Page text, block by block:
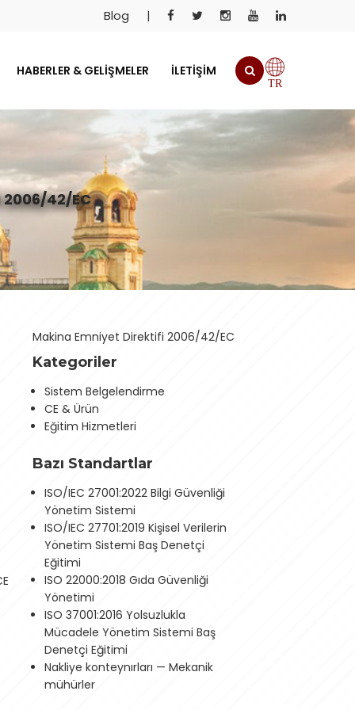
Blog |
HABERLER & GELIŞMELER İLETIŞIM
TR
42/EC
Makina Emniyet Direktifi 2006/42/EC
Kategoriler
Sistem Belgelendirme
CE & Ürün
Eğitim Hizmetleri
Bazı Standartlar
ISO/IEC 27001:2022 Bilgi Güvenliği
Yönetim Sistemi
ISO/IEC 27701:2019 Kişisel Verilerin
Yönetim Sistemi Baş Denetçi
Eğitimi
ISO 22000:2018 Gıda Güvenliği
Yönetimi
ISO 37001:2016 Yolsuzlukla
Mücadele Yönetim Sistemi Baş
Denetçi Eğitimi
Nakliye konteynırları — Mekanik
mühürler